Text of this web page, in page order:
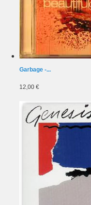
Garbage -...
12,00 €